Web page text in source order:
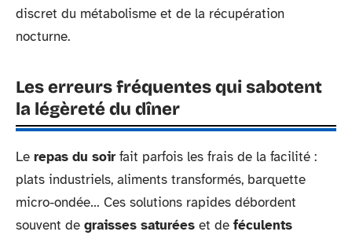
discret du métabolisme et de la récupération
nocturne.
Les erreurs fréquentes qui sabotent
la légèreté du dîner
Le repas du soir fait parfois les frais de la facilité :
plats industriels, aliments transformés, barquette
micro-ondée… Ces solutions rapides débordent
souvent de graisses saturées et de féculents